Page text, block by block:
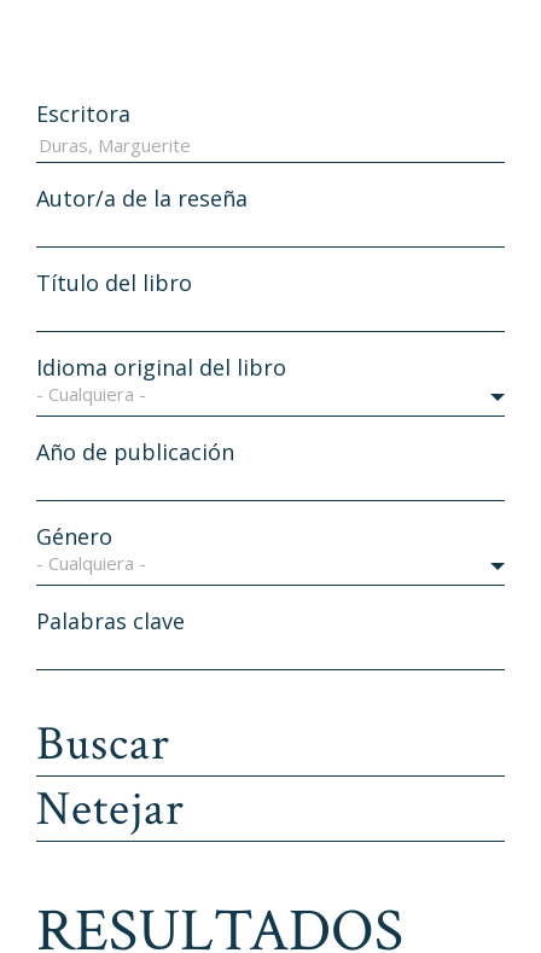
Escritora
Autor/a de la reseña
Título del libro
Idioma original del libro
- Cualquiera -
Año de publicación
Género
- Cualquiera -
Palabras clave
RESULTADOS